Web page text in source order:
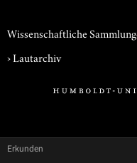
Wissenschaftliche
›Lautarchiv
Erkunden